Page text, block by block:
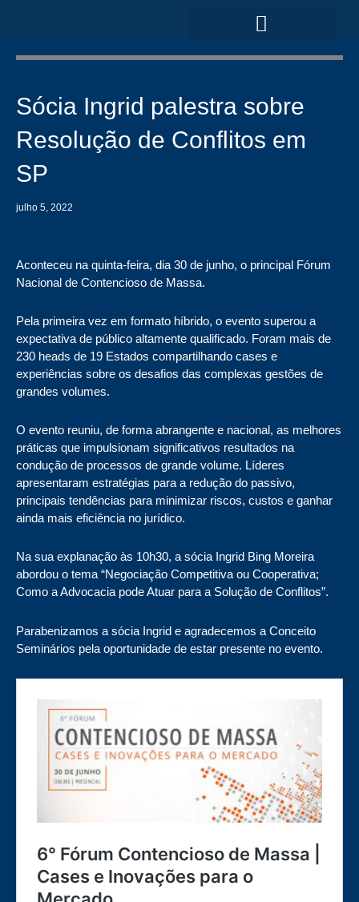
conteúdo
Sócia Ingrid palestra sobre
Resolução de Conflitos em
SP
julho 5, 2022
Aconteceu na quinta-feira, dia 30 de junho, o principal Fórum
Nacional de Contencioso de Massa.
Pela primeira vez em formato híbrido, o evento superou a
expectativa de público altamente qualificado. Foram mais de
230 heads de 19 Estados compartilhando cases e
experiências sobre os desafios das complexas gestões de
grandes volumes.
O evento reuniu, de forma abrangente e nacional, as melhores
práticas que impulsionam significativos resultados na
condução de processos de grande volume. Líderes
apresentaram estratégias para a redução do passivo,
principais tendências para minimizar riscos, custos e ganhar
ainda mais eficiência no jurídico.
Na sua explanação às 10h30, a sócia Ingrid Bing Moreira
abordou o tema “Negociação Competitiva ou Cooperativa;
Como a Advocacia pode Atuar para a Solução de Conflitos”.
Parabenizamos a sócia Ingrid e agradecemos a Conceito
Seminários pela oportunidade de estar presente no evento.